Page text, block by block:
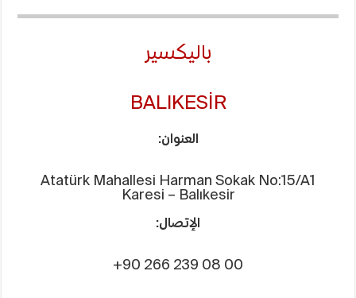
باليكسير
BALIKESİR
العنوان:
Atatürk Mahallesi Harman Sokak No:15/A1
Karesi – Balıkesir
الإتصال:
+90 266 239 08 00